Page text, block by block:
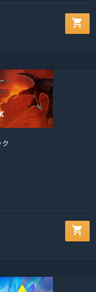
shopping_cart
shopping_cart